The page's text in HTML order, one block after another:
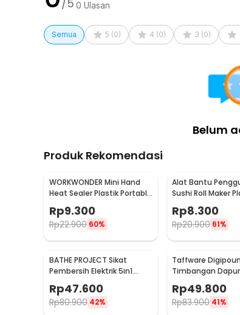
1 x TaffHOME Tempat Tong Sampah Pedal
/5 0 Ulasan
Semua 5 (0) 4 (0) 3 (0)
Belum
Produk Rekomendasi
WORKWONDER Mini Hand
Heat Sealer Plastik Portable
Baterai AA - LX2000A
Rp9.300
Rp22.900 60%
Alat Bantu
Sushi Roll Maker
22x20.5x0.1cm -
Rp8.300
Rp20.900 61%
BATHE PROJECT Sikat
Pembersih Elektrik 5in1
Magic Brush Rechargeable
- WQ8110
Rp47.600
Rp80.900 42%
Taffware
Timbangan
Satuan 1kg 0.1g -
Rp49.800
Rp83.900 41%